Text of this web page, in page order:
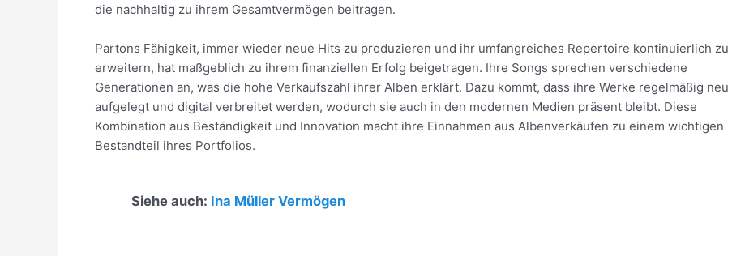
die nachhaltig zu ihrem Gesamtvermögen beitragen.
Partons Fähigkeit, immer wieder neue Hits zu produzieren und ihr umfangreiches Repertoire kontinuierlich zu
erweitern, hat maßgeblich zu ihrem finanziellen Erfolg beigetragen. Ihre Songs sprechen verschiedene
Generationen an, was die hohe Verkaufszahl ihrer Alben erklärt. Dazu kommt, dass ihre Werke regelmäßig neu
aufgelegt und digital verbreitet werden, wodurch sie auch in den modernen Medien präsent bleibt. Diese
Kombination aus Beständigkeit und Innovation macht ihre Einnahmen aus Albenverkäufen zu einem wichtigen
Bestandteil ihres Portfolios.
Siehe auch: Ina Müller Vermögen